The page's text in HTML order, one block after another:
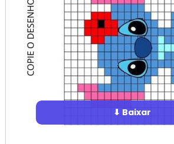
⬇ Baixar